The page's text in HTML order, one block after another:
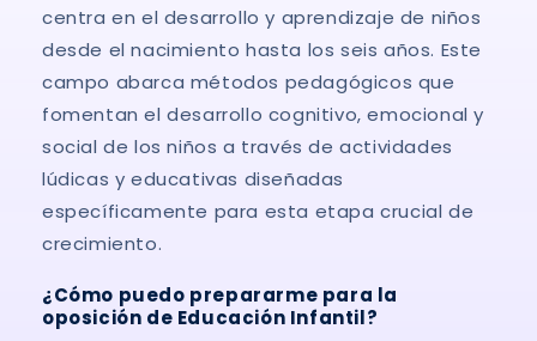
centra en el desarrollo y aprendizaje de niños
desde el nacimiento hasta los seis años. Este
campo abarca métodos pedagógicos que
fomentan el desarrollo cognitivo, emocional y
social de los niños a través de actividades
lúdicas y educativas diseñadas
específicamente para esta etapa crucial de
crecimiento.
¿Cómo puedo prepararme para la
oposición de Educación Infantil?